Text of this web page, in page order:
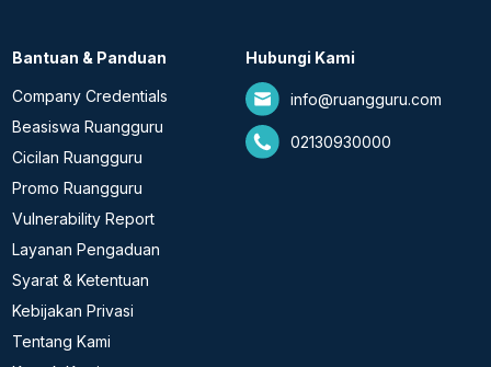
Bantuan & Panduan
Company Credentials
Beasiswa Ruangguru
Cicilan Ruangguru
Promo Ruangguru
Vulnerability Report
Layanan Pengaduan
Syarat & Ketentuan
Kebijakan Privasi
Tentang Kami
Hubungi Kami
info@ruangguru.com
02130930000